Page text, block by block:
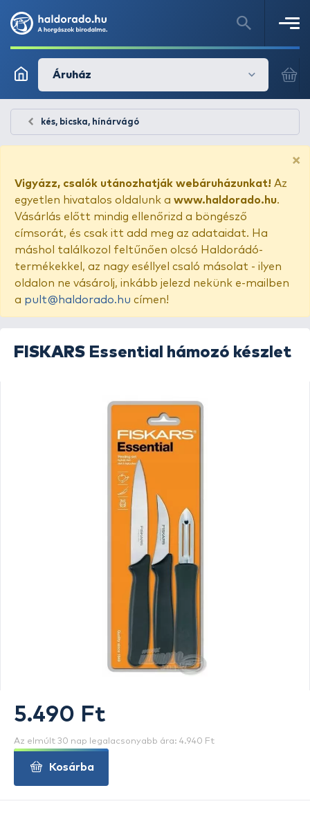
Áruház
kés, bicska, hínárvágó
×
Vigyázz, csalók utánozhatják webáruházunkat! Az
egyetlen hivatalos oldalunk a www.haldorado.hu.
Vásárlás előtt mindig ellenőrizd a böngésző
címsorát, és csak itt add meg az adataidat. Ha
máshol találkozol feltűnően olcsó Haldorádó-
termékekkel, az nagy eséllyel csaló másolat - ilyen
oldalon ne vásárolj, inkább jelezd nekünk e-mailben
a pult@haldorado.hu címen!
FISKARS Essential hámozó készlet
5.490 Ft
Az elmúlt 30 nap legalacsonyabb ára: 4.940 Ft
Kosárba